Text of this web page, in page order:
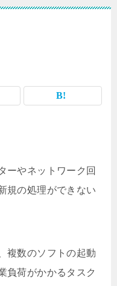
ーやネットワーク回
規の処理ができない
複数のソフトの起動
負荷がかかるタスク